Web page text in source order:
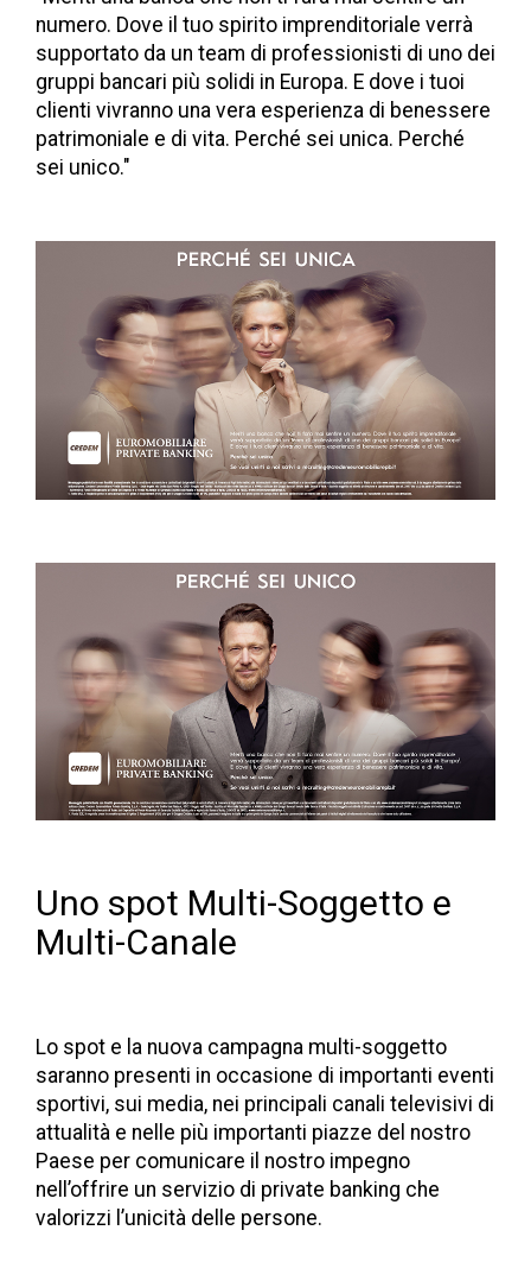
numero. Dove il tuo spirito imprenditoriale verrà
supportato da un team di professionisti di uno dei
gruppi bancari più solidi in Europa. E dove i tuoi
clienti vivranno una vera esperienza di benessere
patrimoniale e di vita. Perché sei unica. Perché
sei unico."
Uno spot Multi-Soggetto e
Multi-Canale
Lo spot e la nuova campagna multi-soggetto
saranno presenti in occasione di importanti eventi
sportivi, sui media, nei principali canali televisivi di
attualità e nelle più importanti piazze del nostro
Paese per comunicare il nostro impegno
nell’offrire un servizio di private banking che
valorizzi l’unicità delle persone.